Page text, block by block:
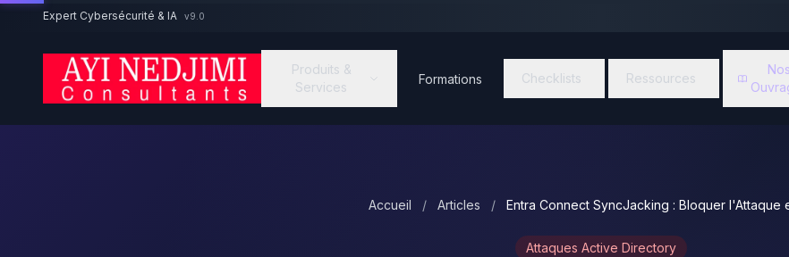
Aller au contenu principal
Expert Cybersécurité & IA v9.0
Produits &
Services
Formations Checklists Ressources
Nos
Accueil / Articles / Entra Connect SyncJacking : Bloquer l'Attaque
Attaques Active Directory